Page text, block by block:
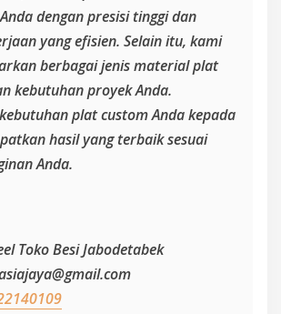
dengan presisi tinggi dan
yang efisien. Selain itu, kami
berbagai jenis material plat
kebutuhan proyek Anda.
plat custom Anda kepada
hasil yang terbaik sesuai
Anda.
Toko Besi Jabodetabek